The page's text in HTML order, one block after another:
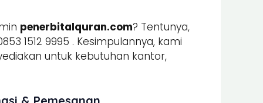
penerbitalquran.com? Tentunya,
1512 9995 . Kesimpulannya, kami
untuk kebutuhan kantor,
& Pemesanan